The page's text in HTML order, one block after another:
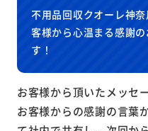
不用品回収クオーレ神
客様から心温まる感謝
す！
お客様から頂いたメッセ
お客様からの感謝の言葉